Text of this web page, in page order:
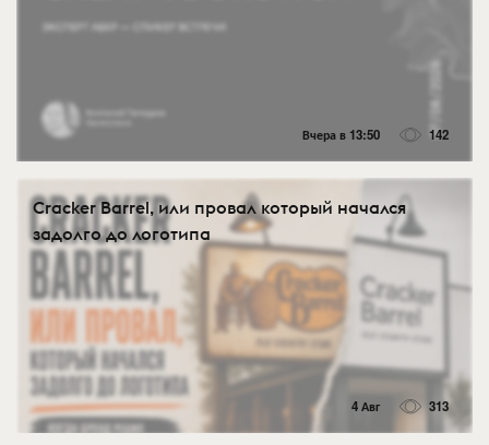
Вчера в 13:50 142
Cracker Barrel, или провал который начался
задолго до логотипа
4 Авг 313